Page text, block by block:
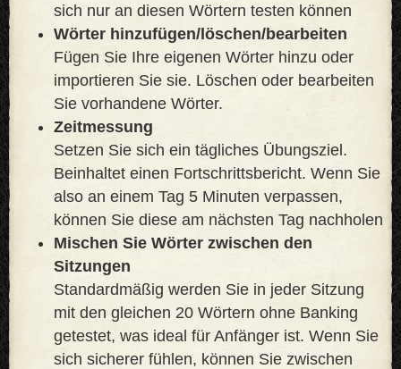
sich nur an diesen Wörtern testen können
Wörter hinzufügen/löschen/bearbeiten
Fügen Sie Ihre eigenen Wörter hinzu oder
importieren Sie sie. Löschen oder bearbeiten
Sie vorhandene Wörter.
Zeitmessung
Setzen Sie sich ein tägliches Übungsziel.
Beinhaltet einen Fortschrittsbericht. Wenn Sie
also an einem Tag 5 Minuten verpassen,
können Sie diese am nächsten Tag nachholen
Mischen Sie Wörter zwischen den
Sitzungen
Standardmäßig werden Sie in jeder Sitzung
mit den gleichen 20 Wörtern ohne Banking
getestet, was ideal für Anfänger ist. Wenn Sie
sich sicherer fühlen, können Sie zwischen